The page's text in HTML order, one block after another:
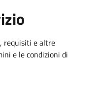
requisiti e altre
e le condizioni di